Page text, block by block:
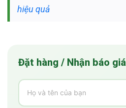
hiệu quả
Đặt hàng / Nhận báo giá